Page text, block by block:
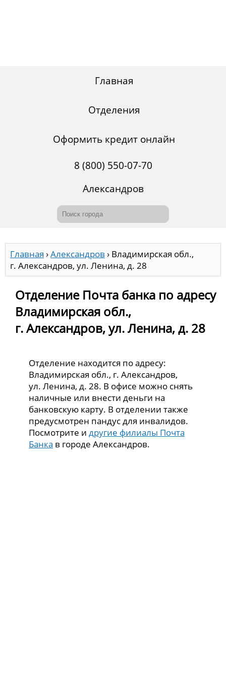
Главная
Отделения
Оформить кредит онлайн
8 (800) 550-07-70
Александров
Главная ›Александров › Владимирская обл.,
г. Александров, ул. Ленина, д. 28
Отделение Почта банка по адресу
Владимирская обл.,
г. Александров, ул. Ленина, д. 28
Отделение находится по адресу:
Владимирская обл., г. Александров,
ул. Ленина, д. 28. В офисе можно снять
наличные или внести деньги на
банковскую карту. В отделении также
предусмотрен пандус для инвалидов.
Посмотрите идругие филиалы Почта
Банка в городе Александров.